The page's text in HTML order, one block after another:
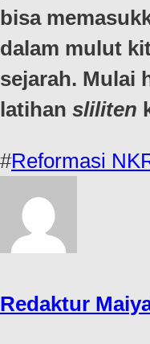
bisa
dalam mulut
sejarah. Mulai
latihan sliliten
#Reformasi
Redaktur